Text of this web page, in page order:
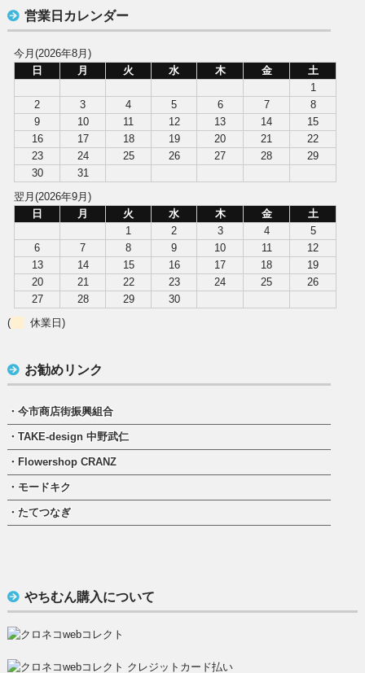
営業日カレンダー
今月(2026年8月)
日
月 火 水 木 金
土
1
2
3 4 5 6 7
8
9
10 11 12 13 14
15
16
17 18 19 20 21
22
23
24 25 26 27 28
29
30
31
翌月(2026年9月)
日
月 火 水 木 金
土
1
2 3 4
5
6
7 8 9 10 11
12
13
14 15 16 17 18
19
20
21 22 23 24 25
26
27
28 29
30
(
休業日)
お勧めリンク
・今市商店街振興組合
・TAKE-design 中野武仁
・Flowershop CRANZ
・モードキク
・たてつなぎ
やちむん購入について